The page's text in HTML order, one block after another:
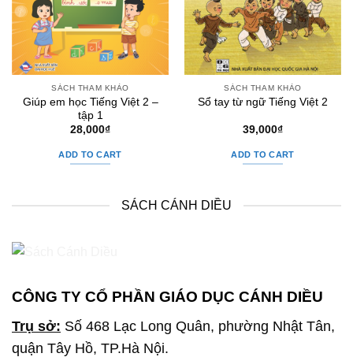
SÁCH THAM KHẢO
Giúp em học Tiếng Việt 2 –
tập 1
28,000₫
ADD TO CART
SÁCH THAM KHẢO
Sổ tay từ ngữ Tiếng Việt 2
39,000₫
ADD TO CART
SÁCH CÁNH DIỀU
CÔNG TY CỔ PHẦN GIÁO DỤC CÁNH DIỀU
Trụ sở: Số 468 Lạc Long Quân, phường Nhật Tân,
quận Tây Hồ, TP.Hà Nội.